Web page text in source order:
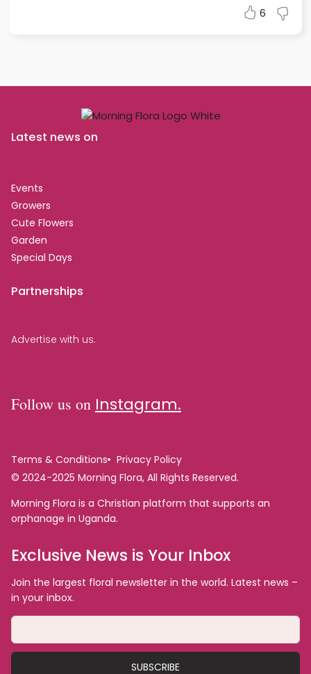
6
Latest news on
Events
Growers
Cute Flowers
Garden
Special Days
Partnerships
Advertise with us.
Follow us on Instagram.
Terms & Conditions
Privacy Policy
© 2024-2025 Morning Flora, All Rights Reserved.
Morning Flora is a Christian platform that supports an
orphanage in Uganda.
Exclusive News is Your Inbox
Join the largest floral newsletter in the world. Latest news –
in your inbox.
SUBSCRIBE